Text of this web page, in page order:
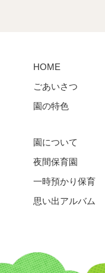
HOME
ごあいさつ
園の特色
園について
夜間保育園
一時預かり保育
思い出アルバム